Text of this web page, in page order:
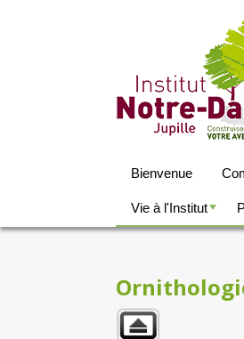
Bienvenue
Vie à l'Institut